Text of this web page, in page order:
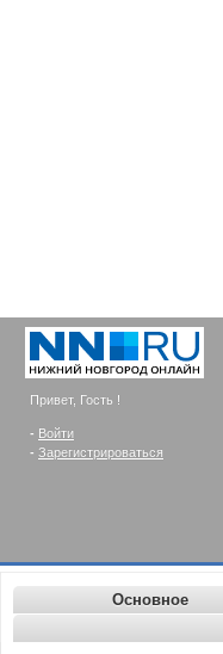
Привет, Гость !
- Войти
- Зарегистрироваться
Основное